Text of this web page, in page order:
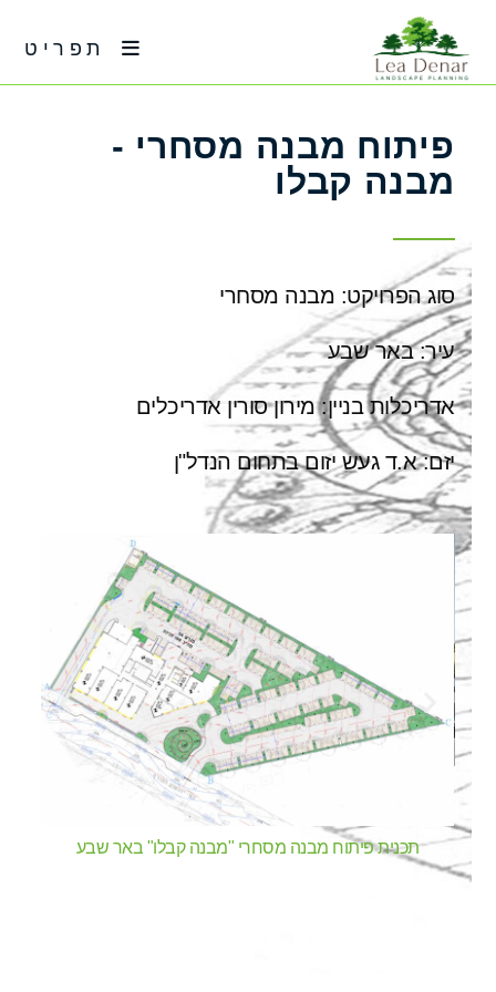
תפריט
פיתוח מבנה מסחרי -
מבנה קבלו
סוג הפרויקט: מבנה מסחרי
עיר: באר שבע
אדריכלות בניין: מירון סורין אדריכלים
יזם: א.ד געש יזום בתחום הנדל"ן
תכנית פיתוח מבנה מסחרי "מבנה קבלו" באר שבע